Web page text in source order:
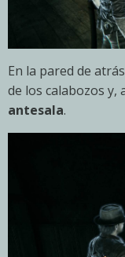
En la pared de
de los calabozos y,
antesala.